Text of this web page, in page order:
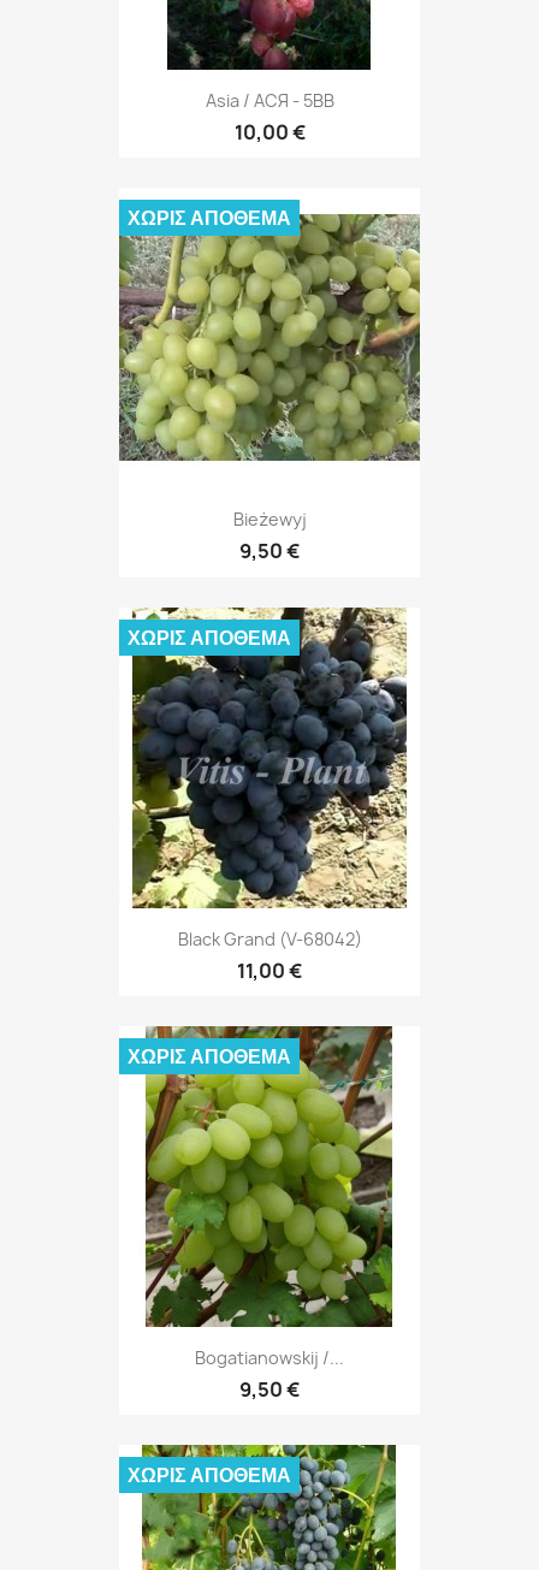
Asia / АСЯ - 5BB
10,00 €
Bieżewyj
9,50 €
ΧΩΡΊΣ ΑΠΌΘΕΜΑ
Black Grand (V-68042)
11,00 €
ΧΩΡΊΣ ΑΠΌΘΕΜΑ
Bogatianowskij /...
9,50 €
ΧΩΡΊΣ ΑΠΌΘΕΜΑ
ΧΩΡΊΣ ΑΠΌΘΕΜΑ